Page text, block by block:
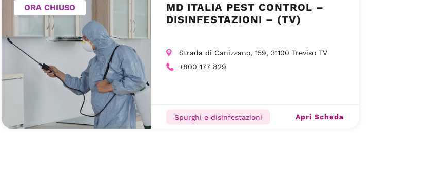
ORA CHIUSO
MD ITALIA PEST CONTROL –
DISINFESTAZIONI – (TV)
Strada di Canizzano, 159, 31100 Treviso TV
+800 177 829
Spurghi e disinfestazioni Apri Scheda